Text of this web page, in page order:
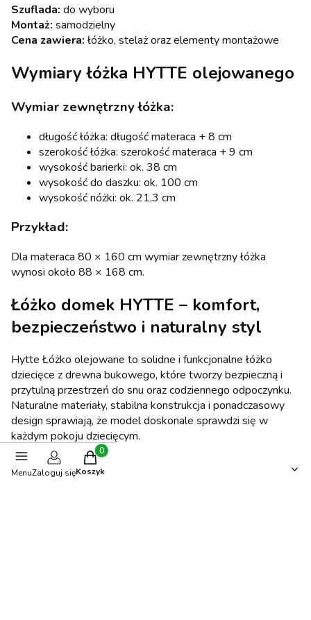
Szuflada: do wyboru
Montaż: samodzielny
Cena zawiera:łóżko, stelaż oraz elementy montażowe
Wymiary łóżka HYTTE olejowanego
Wymiar zewnętrzny łóżka:
długość łóżka: długość materaca + 8 cm
szerokość łóżka: szerokość materaca + 9 cm
wysokość barierki: ok. 38 cm
wysokość do daszku: ok. 100 cm
wysokość nóżki: ok. 21,3 cm
Przykład:
Dla materaca 80 × 160 cm wymiar zewnętrzny łóżka
wynosi około 88 × 168 cm.
Łóżko domek HYTTE – komfort,
bezpieczeństwo i naturalny styl
Hytte Łóżko olejowane to solidne i funkcjonalne łóżko
dziecięce z drewna bukowego, które tworzy bezpieczną i
przytulną przestrzeń do snu oraz codziennego odpoczynku.
Naturalne materiały, stabilna konstrukcja i ponadczasowy
design sprawiają, że model doskonale sprawdzi się w
każdym pokoju dziecięcym.
Opinie
MenuZaloguj się
Produkty w koszyku: 0. Zobacz szczegóły
Koszyk